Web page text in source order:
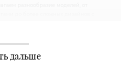
И КАЧЕСТВО
дальше